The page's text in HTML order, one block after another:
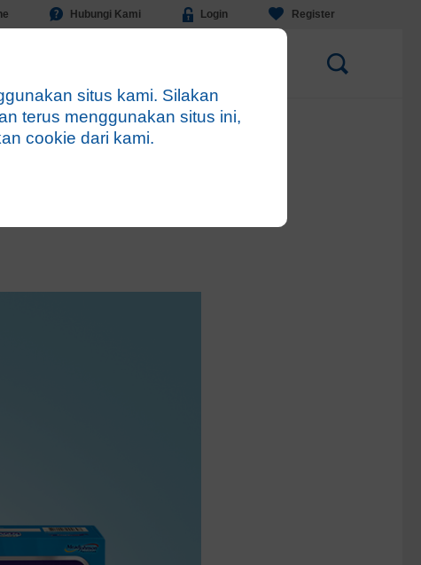
Hubungi Kami Login Register
situs kami. Silakan
terus menggunakan situs ini,
cookie dari kami.